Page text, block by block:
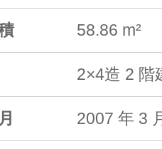
58.86 m²
2×4造 2
2007 年